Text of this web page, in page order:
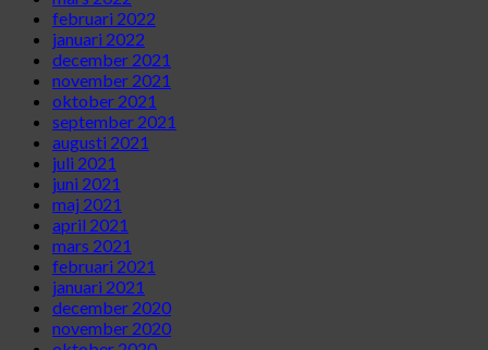
februari 2022
januari 2022
december 2021
november 2021
oktober 2021
september 2021
augusti 2021
juli 2021
juni 2021
maj 2021
april 2021
mars 2021
februari 2021
januari 2021
december 2020
november 2020